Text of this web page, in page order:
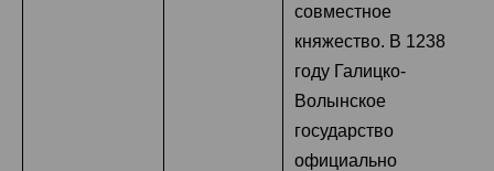
совместное
княжество. В 1238
году Галицко-
Волынское
государство
официально